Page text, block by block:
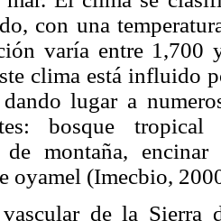
con una
varía entre 1,700
clima está influido
lugar a
bosque
de montaña,
oyamel (Imecbio,
de la Sierra